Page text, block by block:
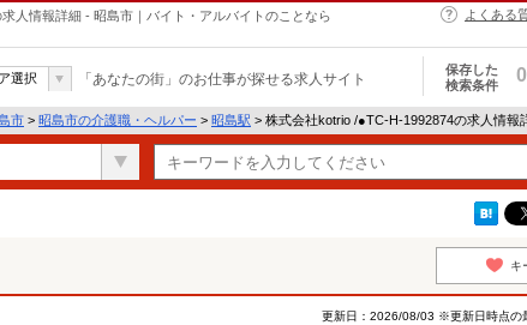
人情報詳細 - 昭島市｜バイト・アルバイトのことなら
よくある
選択 「あなたの街」のお仕事が探せる求人サイト
保存した
検索条件
0
市 > 昭島市の介護職・ヘルパー > 昭島駅 > 株式会社kotrio /●TC-H-1992874の求人情報
キ
更新日：2026/08/03 ※更新日時点の